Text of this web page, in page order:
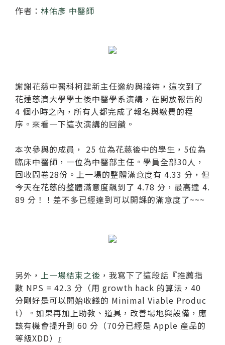
作者： 林佑彥 中醫師
謝謝花慈中醫科柯建新主任邀約與接待，這次到了
花蓮慈濟大學學士後中醫學系演講，在開放報告的
4 個小時之內，所有人都完成了報名與繳費的程
序。來看一下這次演講的回饋。
本次參與的成員， 25 位為花慈後中的學生，5位為
臨床中醫師，一位為中醫部主任。學員全部30人，
回收問卷28份。上一場的整體滿意度有 4.33 分，但
今天在花慈的整體滿意度飆到了 4.78 分，最高達 4.
89 分！！差不多已經達到可以開課的滿意度了~~~
另外， 上一場結束之後 ，我寫下了這段話『推薦指
數 NPS = 42.3 分（用 growth hack 的算法，40
分剛好是可以開始收錢的 Minimal Viable Produc
t）。如果再加上助教、道具，改善場地與設備，應
該有機會提升到 60 分（70分已經是 Apple 產品的
等級XDD）』